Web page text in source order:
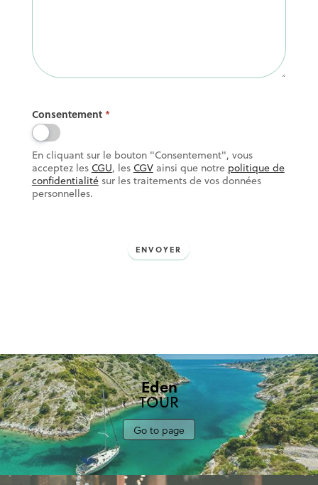
Consentement *
En cliquant sur le bouton "Consentement", vous
acceptez les CGU, les CGVainsi que notre politique de
confidentialitésur les traitements de vos données
personnelles.
ENVOYER
Eden
TOUR
Go to page